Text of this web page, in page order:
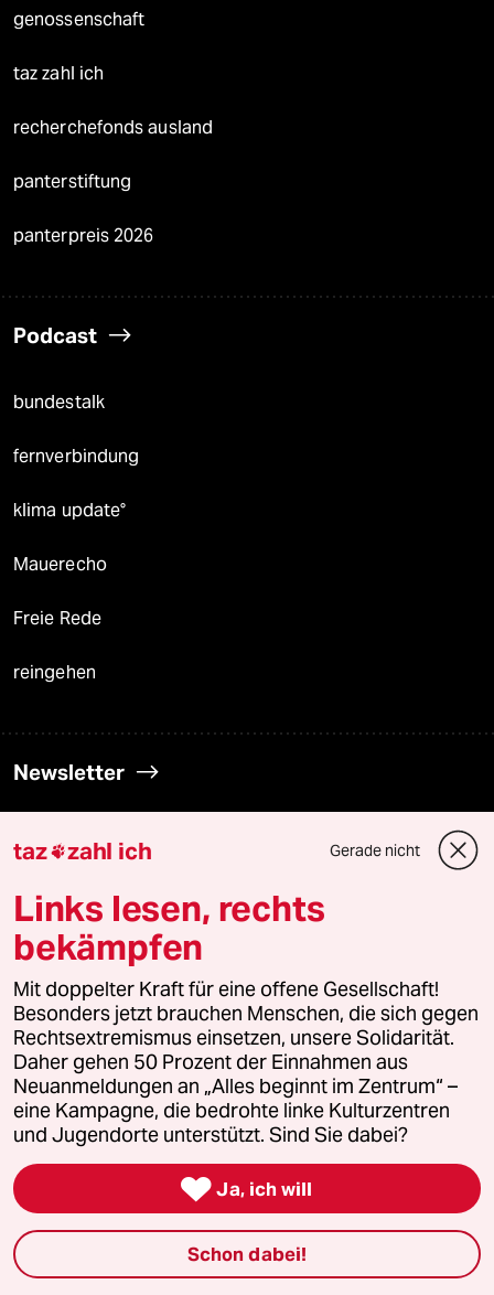
genossenschaft
taz zahl ich
recherchefonds ausland
panterstiftung
panterpreis 2026
Podcast
bundestalk
fernverbindung
klima update°
Mauerecho
Freie Rede
reingehen
Newsletter
team zukunft
taz frisch
taz zahl ich
taz lab Infobrief
Veranstaltungen
Demnächst
Live im Stream
taz zahl ich Gerade nicht
Links lesen, rechts
bekämpfen
Mit doppelter Kraft für eine offene Gesellschaft!
Besonders jetzt brauchen Menschen, die sich gegen
Rechtsextremismus einsetzen, unsere Solidarität.
Daher gehen 50 Prozent der Einnahmen aus
Neuanmeldungen an „Alles beginnt im Zentrum“ –
eine Kampagne, die bedrohte linke Kulturzentren
und Jugendorte unterstützt. Sind Sie dabei?
 Ja, ich will
Schon dabei!